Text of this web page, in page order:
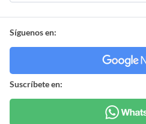
Síguenos en:
Suscríbete en: